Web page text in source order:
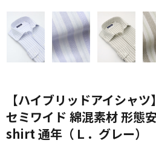
【ハイブリッドアイシャ
セミワイド 綿混素材 形態
shirt 通年（Ｌ．グレー）